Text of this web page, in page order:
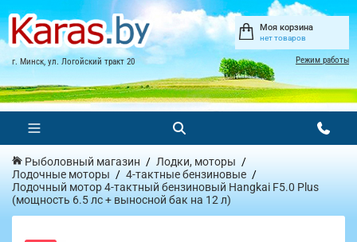
г. Минск, ул. Логойский тракт 20
Моя корзина
нет товаров
Режим работы
Рыболовный магазин
Лодки, моторы
Лодочные моторы
4-тактные бензиновые
Лодочный мотор 4-тактный бензиновый Hangkai F5.0 Plus
(мощность 6.5 лс + выносной бак на 12 л)